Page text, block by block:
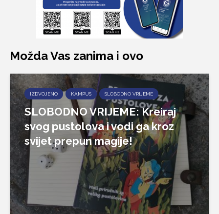
Možda Vas zanima i ovo
IZDVOJENO KAMPUS SLOBODNO VRIJEME
SLOBODNO VRIJEME: Kreiraj
svog pustolova i vodi ga kroz
svijet prepun magije!